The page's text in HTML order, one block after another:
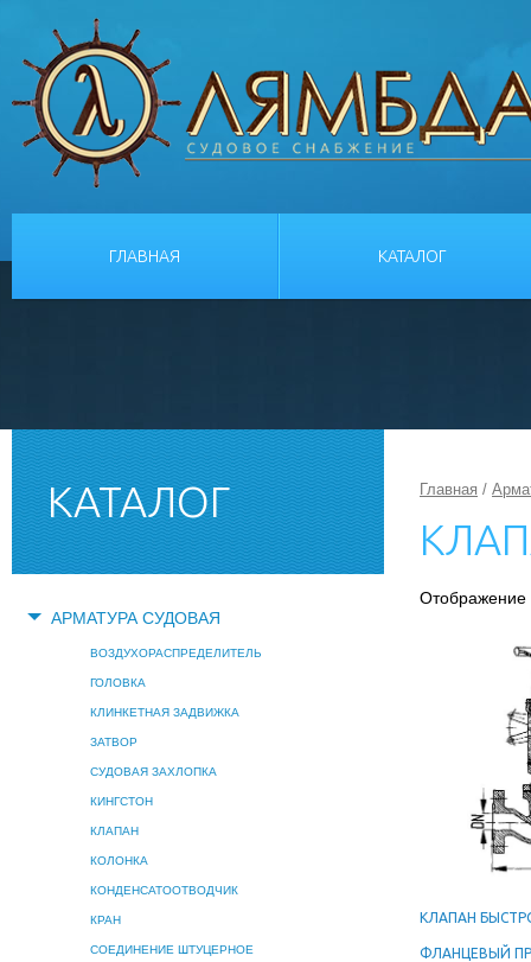
ГЛАВНАЯ КАТАЛОГ
КАТАЛОГ
АРМАТУРА СУДОВАЯ
ВОЗДУХОРАСПРЕДЕЛИТЕЛЬ
ГОЛОВКА
КЛИНКЕТНАЯ ЗАДВИЖКА
ЗАТВОР
СУДОВАЯ ЗАХЛОПКА
КИНГСТОН
КЛАПАН
КОЛОНКА
КОНДЕНСАТООТВОДЧИК
КРАН
СОЕДИНЕНИЕ ШТУЦЕРНОЕ
Главная /
Отображение
КЛАПАН
ФЛАНЦЕВЫЙ